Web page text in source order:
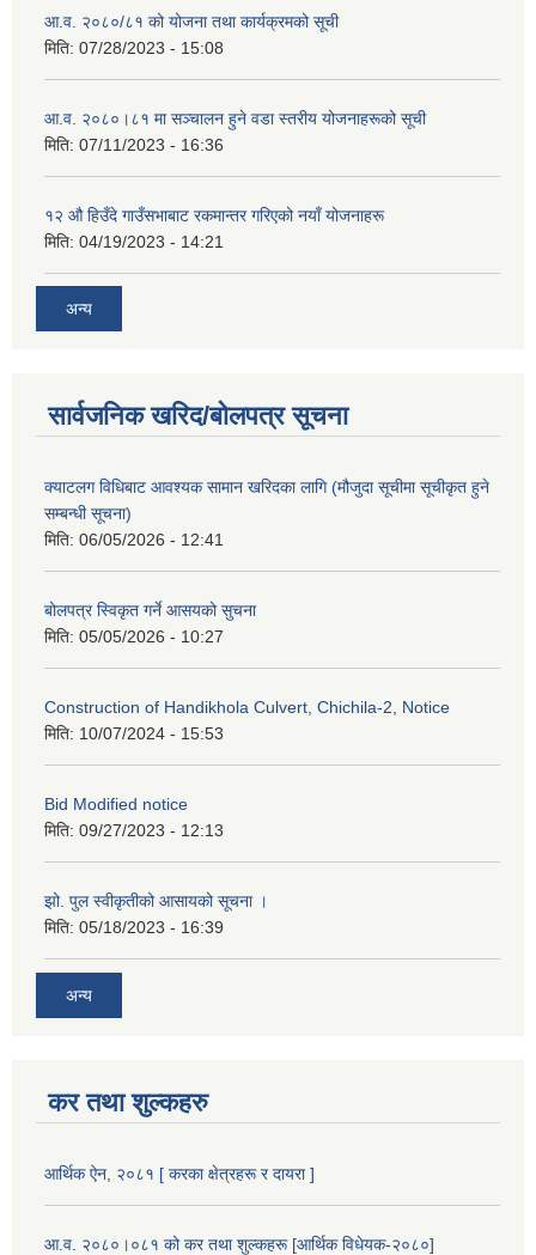
आ.व. २०८०/८१ को योजना तथा कार्यक्रमको सूची
मिति: 07/28/2023 - 15:08
आ.व. २०८०।८१ मा सञ्चालन हुने वडा स्तरीय योजनाहरूको सूची
मिति: 07/11/2023 - 16:36
१२ औ हिउँदे गाउँसभाबाट रकमान्तर गरिएको नयाँ योजनाहरू
मिति: 04/19/2023 - 14:21
अन्य
सार्वजनिक खरिद/बोलपत्र सूचना
क्याटलग विधिबाट आवश्यक सामान खरिदका लागि (मौजुदा सूचीमा सूचीकृत हुने
सम्बन्धी सूचना)
मिति: 06/05/2026 - 12:41
बोलपत्र स्विकृत गर्ने आसयको सुचना
मिति: 05/05/2026 - 10:27
Construction of Handikhola Culvert, Chichila-2, Notice
मिति: 10/07/2024 - 15:53
Bid Modified notice
मिति: 09/27/2023 - 12:13
झो. पुल स्वीकृतीको आसायको सूचना ।
मिति: 05/18/2023 - 16:39
अन्य
कर तथा शुल्कहरु
आर्थिक ऐन, २०८१ [ करका क्षेत्रहरू र दायरा ]
आ.व. २०८०।०८१ को कर तथा शुल्कहरू [आर्थिक विधेयक-२०८०]